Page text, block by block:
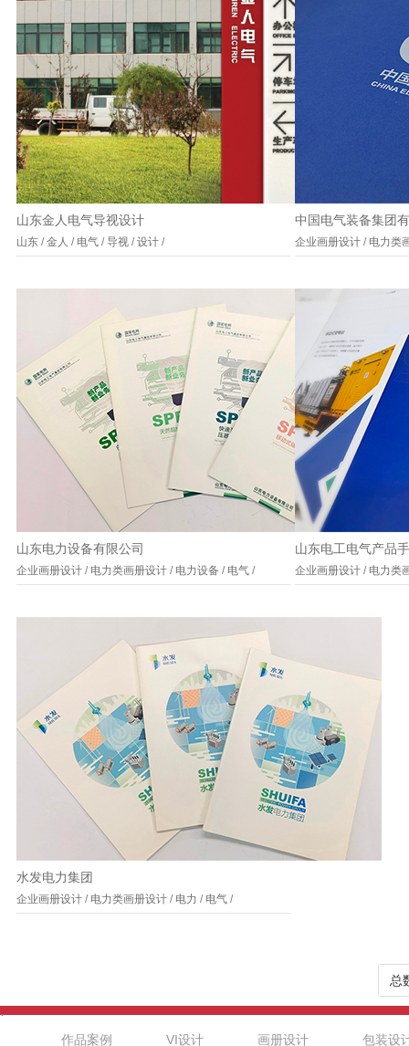
山东金人电气导视设计
山东 /金人 / 电气 /导视 /设计 /
中国电气装备集团
企业画册设计 / 电力类
山东电力设备有限公司
企业画册设计 / 电力类画册设计 / 电力设备 / 电气 /
山东电工电气产品
企业画册设计 / 电力类
水发电力集团
企业画册设计 / 电力类画册设计 / 电力 / 电气 /
总
.
作品案例 VI设计 画册设计 包装设